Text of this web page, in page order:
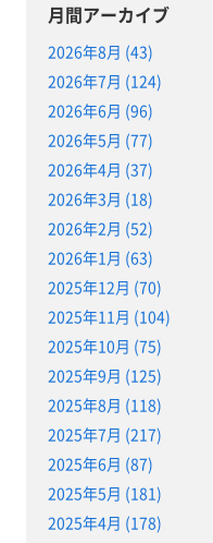
月間アーカイブ
2026年8月 (43)
2026年7月 (124)
2026年6月 (96)
2026年5月 (77)
2026年4月 (37)
2026年3月 (18)
2026年2月 (52)
2026年1月 (63)
2025年12月 (70)
2025年11月 (104)
2025年10月 (75)
2025年9月 (125)
2025年8月 (118)
2025年7月 (217)
2025年6月 (87)
2025年5月 (181)
2025年4月 (178)